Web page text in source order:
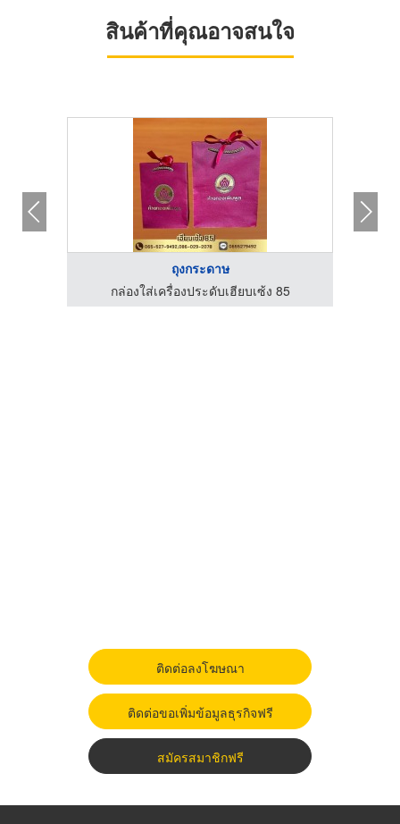
สินค้าที่คุณอาจสนใจ
ถุงกระดาษ
กล่องใส่เครื่องประดับเฮียบเซ้ง 85
ติดต่อลงโฆษณา
ติดต่อขอเพิ่มข้อมูลธุรกิจฟรี
สมัครสมาชิกฟรี